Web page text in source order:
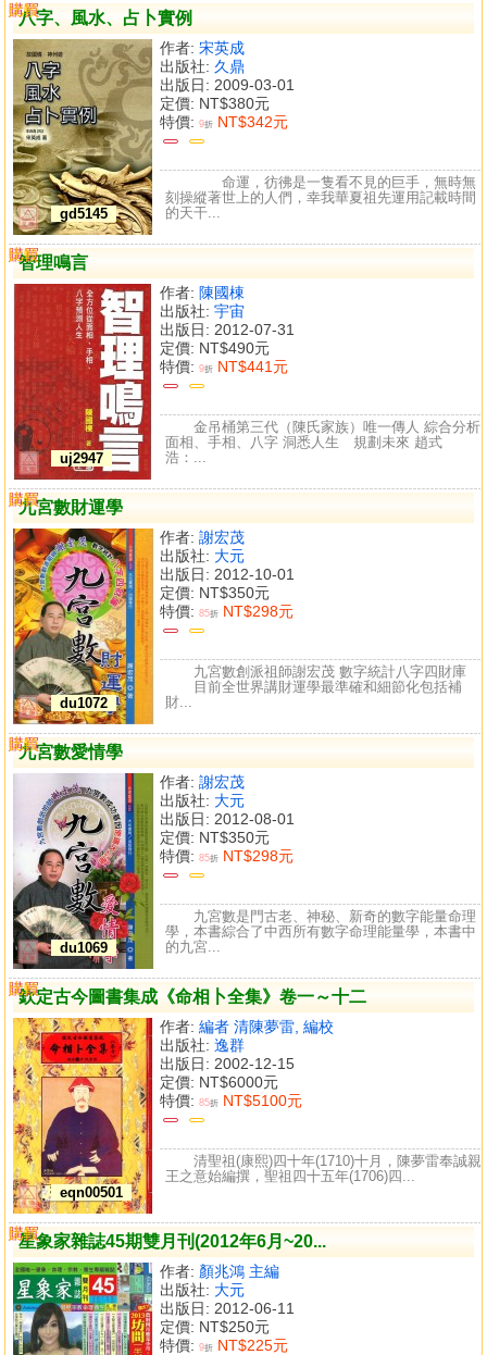
八字、風水、占卜實例
gd5145
作者: 宋英成
出版社: 久鼎
出版日: 2009-03-01
定價: NT$380元
特價: 9折 NT$342元
購買
比較
命運，彷彿是一隻看不見的巨手，無時無
刻操縱著世上的人們，幸我華夏祖先運用記載時間
的天干...
智理鳴言
uj2947
作者: 陳國棟
出版社: 宇宙
出版日: 2012-07-31
定價: NT$490元
特價: 9折 NT$441元
購買
比較
金吊桶第三代（陳氏家族）唯一傳人 綜合分析
面相、手相、八字 洞悉人生 規劃未來 趙式
浩：...
九宮數財運學
du1072
作者: 謝宏茂
出版社: 大元
出版日: 2012-10-01
定價: NT$350元
特價: 85折 NT$298元
購買
比較
九宮數創派祖師謝宏茂 數字統計八字四財庫
目前全世界講財運學最準確和細節化包括補
財...
九宮數愛情學
du1069
作者: 謝宏茂
出版社: 大元
出版日: 2012-08-01
定價: NT$350元
特價: 85折 NT$298元
購買
比較
九宮數是門古老、神秘、新奇的數字能量命理
學，本書綜合了中西所有數字命理能量學，本書中
的九宮...
欽定古今圖書集成《命相卜全集》卷一～十二
eqn00501
作者: 編者 清陳夢雷, 編校
出版社: 逸群
出版日: 2002-12-15
定價: NT$6000元
特價: 85折 NT$5100元
購買
比較
清聖祖(康熙)四十年(1710)十月，陳夢雷奉誠親
王之意始編撰，聖祖四十五年(1706)四...
星象家雜誌45期雙月刊(2012年6月~20...
作者: 顏兆鴻 主編
出版社: 大元
出版日: 2012-06-11
定價: NT$250元
特價: 9折 NT$225元
購買
比較